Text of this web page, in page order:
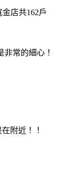
店共162戶
常的細心！
附近！！